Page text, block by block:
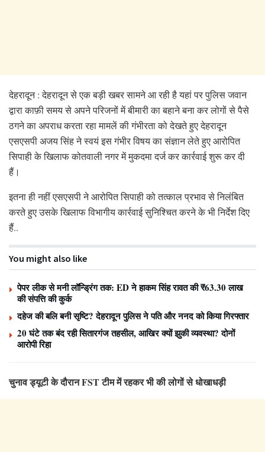
देहरादून : देहरादून से एक बड़ी खबर सामने आ रही है यहां पर पुलिस जवान
द्वारा काफ़ी समय से अपने परिजनों में बीमारी का बहाने बना कर लोगों से पैसे
ठगने का अपराध करता रहा मामलें की गंभीरता को देखते हुए देहरादून
एसएसपी अजय सिंह ने स्वयं इस गंभीर विषय का संज्ञान लेते हुए आरोपित
सिपाही के खिलाफ कोतवाली नगर में मुकदमा दर्ज कर कार्रवाई शुरू कर दी
हैं।
इतना ही नहीं एसएसपी ने आरोपित सिपाही को तत्काल प्रभाव से निलंबित
करते हुए उसके खिलाफ विभागीय कार्रवाई सुनिश्चित करने के भी निर्देश दिए
हैं..
You might also like
पेपर लीक से मनी लॉन्ड्रिंग तक: ED ने हाकम सिंह रावत की ₹63.30 लाख
की संपत्ति की कुर्क
दहेज की बलि बनी सृष्टि? देहरादून पुलिस ने पति और ननद को किया गिरफ्तार
20 घंटे तक बंद रही सितारगंज तहसील, आखिर क्यों झुकी व्यवस्था? दोनों
आरोपी रिहा
चुनाव ड्यूटी के दौरान FST टीम में रहकर भी की लोगों से धोखाधड़ी